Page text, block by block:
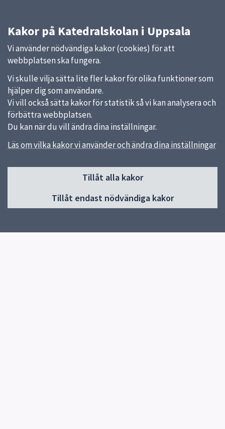
Kakor på Katedralskolan i Uppsala
Vi använder nödvändiga kakor (cookies) för att
webbplatsen ska fungera.
Vi skulle vilja sätta lite fler kakor för olika funktioner som
hjälper dig som användare.
Vi vill också sätta kakor för statistik så vi kan analysera och
förbättra webbplatsen.
Du kan när du vill ändra dina inställningar.
Läs om vilka kakor vi använder och ändra dina inställningar
Tillåt alla kakor
Tillåt endast nödvändiga kakor